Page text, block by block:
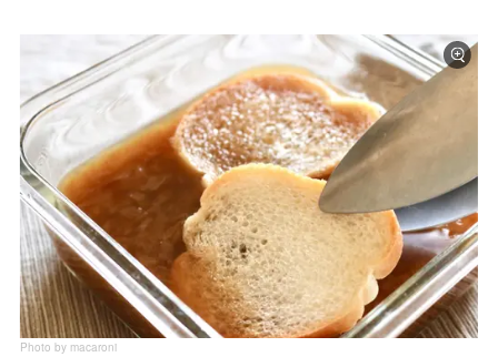
Photo by macaroni